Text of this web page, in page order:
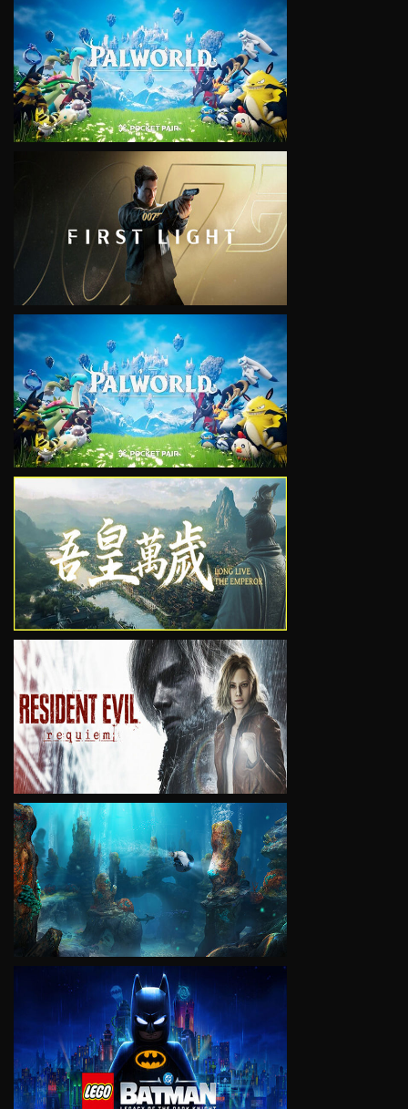
VIEW
VIEW
VIEW
VIEW
VIEW
VIEW
VIEW